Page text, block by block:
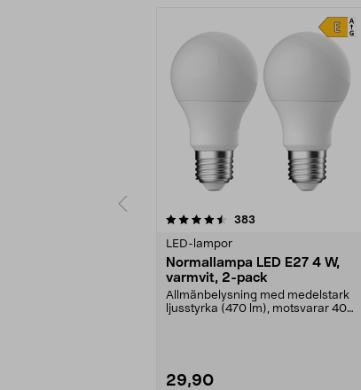
383
LED-lampor
Normallampa LED E27 4 W,
varmvit, 2-pack
Allmänbelysning med medelstark
ljusstyrka (470 lm), motsvarar 40
29,90
4.5 av 5 stjärnor